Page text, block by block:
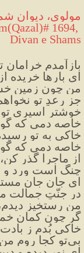
مولوی، دیوان
1694,
Divan e Shams
بازآمدم خرامان
ای بارها خریده
من چون زمین
جز رعدِ تو
خوشتر اسیریِ تو
خاصه دمی که
خاکی به تو
خاصه دمی که گویی:
از ماجرا گذر
چنگ است ورد و ذکرم،
ای جانِ جانِ
در جنّتِ جمالت
من رستخیز
گر چون کمان
خاکی بُدم ز
بی‌تو کجا روم من؟ ای از تو ناگزیرم